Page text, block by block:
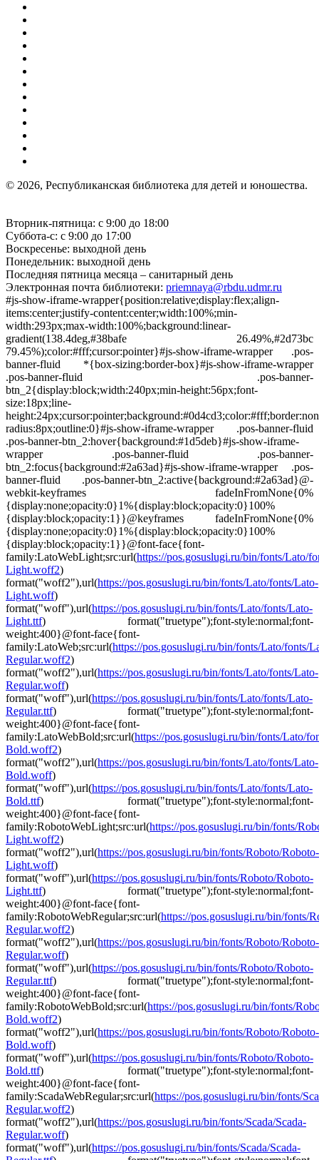
© 2026, Республиканская библиотека для детей и юношества.
Вторник-пятница: с 9:00 до 18:00
Суббота-с: с 9:00 до 17:00
Воскресенье: выходной день
Понедельник: выходной день
Последняя пятница месяца – санитарный день
Электронная почта библиотеки: priemnaya@rbdu.udmr.ru
#js-show-iframe-wrapper{position:relative;display:flex;align-
items:center;justify-content:center;width:100%;min-
width:293px;max-width:100%;background:linear-
gradient(138.4deg,#38bafe 26.49%,#2d73bc
79.45%);color:#fff;cursor:pointer}#js-show-iframe-wrapper .pos-
banner-fluid *{box-sizing:border-box}#js-show-iframe-wrapper
.pos-banner-fluid .pos-banner-
btn_2{display:block;width:240px;min-height:56px;font-
size:18px;line-
radius:8px;outline:0}#js-show-iframe-wrapper .pos-banner-fluid
.pos-banner-btn_2:hover{background:#1d5deb}#js-show-iframe-
wrapper .pos-banner-fluid .pos-banner-
btn_2:focus{background:#2a63ad}#js-show-iframe-wrapper .pos-
banner-fluid .pos-banner-btn_2:active{background:#2a63ad}@-
webkit-keyframes fadeInFromNone{0%
{display:none;opacity:0}1%{display:block;opacity:0}100%
{display:block;opacity:1}}@keyframes fadeInFromNone{0%
{display:none;opacity:0}1%{display:block;opacity:0}100%
{display:block;opacity:1}}@font-face{font-
family:LatoWebLight;src:url(https://pos.gosuslugi.ru/bin/fonts/Lato/
Light.woff2)
format("woff2"),url(https://pos.gosuslugi.ru/bin/fonts/Lato/fonts/Lato-
Light.woff)
format("woff"),url(https://pos.gosuslugi.ru/bin/fonts/Lato/fonts/Lato-
Light.ttf) format("truetype");font-style:normal;font-
weight:400}@font-face{font-
family:LatoWeb;src:url(https://pos.gosuslugi.ru/bin/fonts/Lato/fonts/
Regular.woff2)
format("woff2"),url(https://pos.gosuslugi.ru/bin/fonts/Lato/fonts/Lato-
Regular.woff)
format("woff"),url(https://pos.gosuslugi.ru/bin/fonts/Lato/fonts/Lato-
Regular.ttf) format("truetype");font-style:normal;font-
weight:400}@font-face{font-
family:LatoWebBold;src:url(https://pos.gosuslugi.ru/bin/fonts/Lato/
Bold.woff2)
format("woff2"),url(https://pos.gosuslugi.ru/bin/fonts/Lato/fonts/Lato-
Bold.woff)
format("woff"),url(https://pos.gosuslugi.ru/bin/fonts/Lato/fonts/Lato-
Bold.ttf) format("truetype");font-style:normal;font-
weight:400}@font-face{font-
family:RobotoWebLight;src:url(https://pos.gosuslugi.ru/bin/fonts/
Light.woff2)
format("woff2"),url(https://pos.gosuslugi.ru/bin/fonts/Roboto/Roboto-
Light.woff)
format("woff"),url(https://pos.gosuslugi.ru/bin/fonts/Roboto/Roboto-
Light.ttf) format("truetype");font-style:normal;font-
weight:400}@font-face{font-
family:RobotoWebRegular;src:url(https://pos.gosuslugi.ru/bin/fonts/
Regular.woff2)
format("woff2"),url(https://pos.gosuslugi.ru/bin/fonts/Roboto/Roboto-
Regular.woff)
format("woff"),url(https://pos.gosuslugi.ru/bin/fonts/Roboto/Roboto-
Regular.ttf) format("truetype");font-style:normal;font-
weight:400}@font-face{font-
family:RobotoWebBold;src:url(https://pos.gosuslugi.ru/bin/fonts/
Bold.woff2)
format("woff2"),url(https://pos.gosuslugi.ru/bin/fonts/Roboto/Roboto-
Bold.woff)
format("woff"),url(https://pos.gosuslugi.ru/bin/fonts/Roboto/Roboto-
Bold.ttf) format("truetype");font-style:normal;font-
weight:400}@font-face{font-
family:ScadaWebRegular;src:url(https://pos.gosuslugi.ru/bin/fonts/
Regular.woff2)
format("woff2"),url(https://pos.gosuslugi.ru/bin/fonts/Scada/Scada-
Regular.woff)
format("woff"),url(https://pos.gosuslugi.ru/bin/fonts/Scada/Scada-